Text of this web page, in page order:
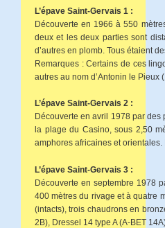
L’épave Saint-Gervais 1 :
Découverte en 1966 à 550
deux et les deux parties sont
d’autres en plomb. Tous étaient
Remarques : Certains de ces
autres au nom d’Antonin le Pieux
L’épave Saint-Gervais 2 :
Découverte en avril 1978 par des
la plage du Casino, sous 2,50
amphores africaines et
L’épave Saint-Gervais 3 :
Découverte en septembre 1978
400 mètres du rivage et à quatre
(intacts), trois chaudrons en
2B), Dressel 14 type A (A-BET